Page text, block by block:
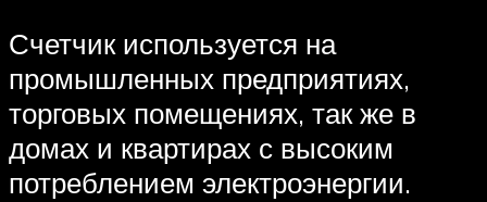
Счетчик используется на
промышленных предприятиях,
торговых помещениях, так же в
домах и квартирах с высоким
потреблением электроэнергии.